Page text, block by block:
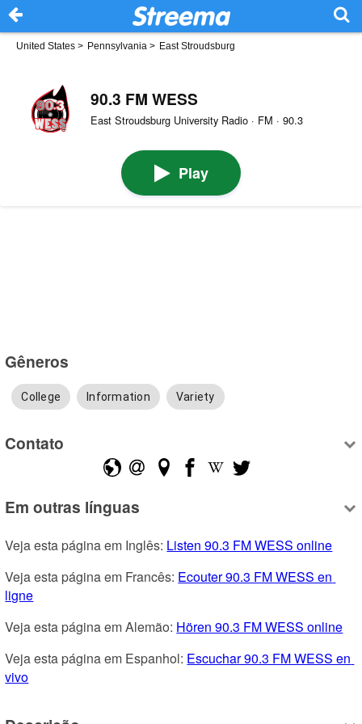
United States > Pennsylvania > East Stroudsburg
90.3 FM WESS
East Stroudsburg University Radio · FM · 90.3
Play
Gêneros
College Information Variety
Contato
Em outras línguas
Veja esta página em Inglês: Listen 90.3 FM WESS online
Veja esta página em Francês: Ecouter 90.3 FM WESS en
ligne
Veja esta página em Alemão: Hören 90.3 FM WESS online
Veja esta página em Espanhol: Escuchar 90.3 FM WESS en
vivo